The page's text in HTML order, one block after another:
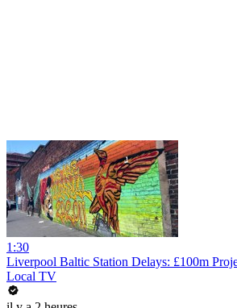
1:30
Liverpool Baltic Station Delays: £100m
Local TV